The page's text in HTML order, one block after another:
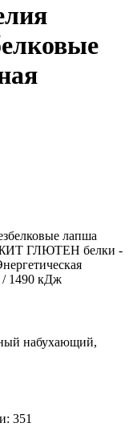
лапша
ГЛЮТЕН белки -
/ 1490 кДж
набухающий,
: 351